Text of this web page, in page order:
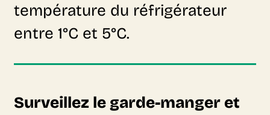
température du réfrigérateur
entre 1°C et 5°C.
Surveillez le garde-manger et